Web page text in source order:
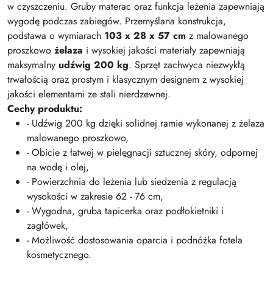
w czyszczeniu. Gruby materac oraz funkcja leżenia zapewniają
wygodę podczas zabiegów. Przemyślana konstrukcja,
podstawa o wymiarach 103 x 28 x 57 cm z malowanego
proszkowo żelaza i wysokiej jakości materiały zapewniają
maksymalny udźwig 200 kg. Sprzęt zachwyca niezwykłą
trwałością oraz prostym i klasycznym designem z wysokiej
jakości elementami ze stali nierdzewnej.
Cechy produktu:
- Udźwig 200 kg dzięki solidnej ramie wykonanej z żelaza
malowanego proszkowo,
- Obicie z łatwej w pielęgnacji sztucznej skóry, odpornej
na wodę i olej,
- Powierzchnia do leżenia lub siedzenia z regulacją
wysokości w zakresie 62 - 76 cm,
- Wygodna, gruba tapicerka oraz podłokietniki i
zagłówek,
- Możliwość dostosowania oparcia i podnóżka fotela
kosmetycznego.